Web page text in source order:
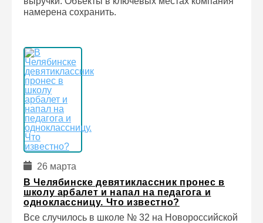
намерена сохранить.
26 марта
В Челябинске девятиклассник пронес в
школу арбалет и напал на педагога и
одноклассницу. Что известно?
Все случилось в школе № 32 на Новороссийской